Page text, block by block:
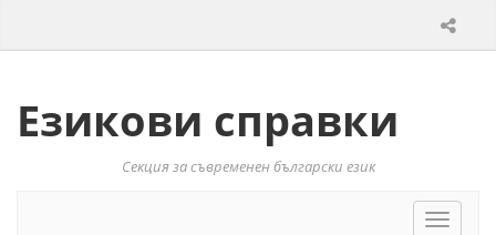
Езикови справки
Секция за съвременен български език
Toggle